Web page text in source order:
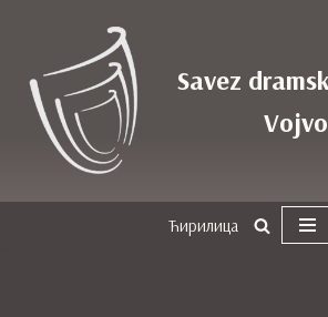
na
sadržaj
Savez
Ћирилица